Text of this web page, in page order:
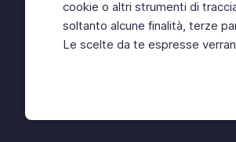
cookie o altri strumenti di
soltanto alcune finalità, terze
Le scelte da te espresse